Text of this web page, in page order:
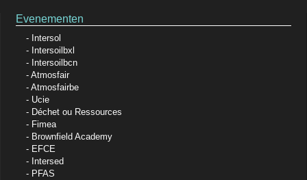
Evenementen
Intersol
Intersoilbxl
Intersoilbcn
Atmosfair
Atmosfairbe
Ucie
Déchet ou Ressources
Fimea
Brownfield Academy
EFCE
Intersed
PFAS